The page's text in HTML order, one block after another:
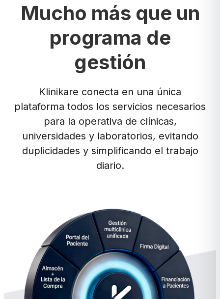
Mucho más que un
programa de
gestión
Klinikare conecta en una única
plataforma todos los servicios necesarios
para la operativa de clínicas,
universidades y laboratorios, evitando
duplicidades y simplificando el trabajo
diario.